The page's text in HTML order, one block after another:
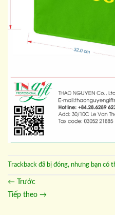
Trackback đã bị đóng, nhưng bạn có
← Trước
Tiếp theo →